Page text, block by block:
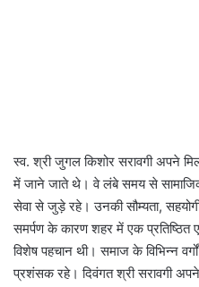
स्व. श्री जुगल किशोर सरावगी अपने
में जाने जाते थे। वे लंबे समय से
सेवा से जुड़े रहे। उनकी सौम्यता,
समर्पण के कारण शहर में एक प्रतिष्ठित
विशेष पहचान थी। समाज के विभिन्न
प्रशंसक रहे। दिवंगत श्री सरावगी